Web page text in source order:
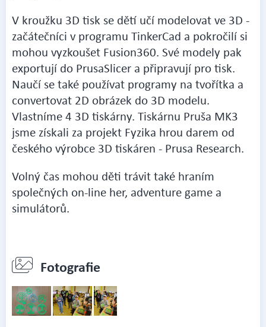
V kroužku 3D tisk se dětí učí modelovat ve 3D -
začátečníci v programu TinkerCad a pokročilí si
mohou vyzkoušet Fusion360. Své modely pak
exportují do PrusaSlicer a připravují pro tisk.
Naučí se také používat programy na tvořítka a
convertovat 2D obrázek do 3D modelu.
Vlastníme 4 3D tiskárny. Tiskárnu Pruša MK3
jsme získali za projekt Fyzika hrou darem od
českého výrobce 3D tiskáren - Prusa Research.
Volný čas mohou děti trávit také hraním
společných on-line her, adventure game a
simulátorů.
Fotografie